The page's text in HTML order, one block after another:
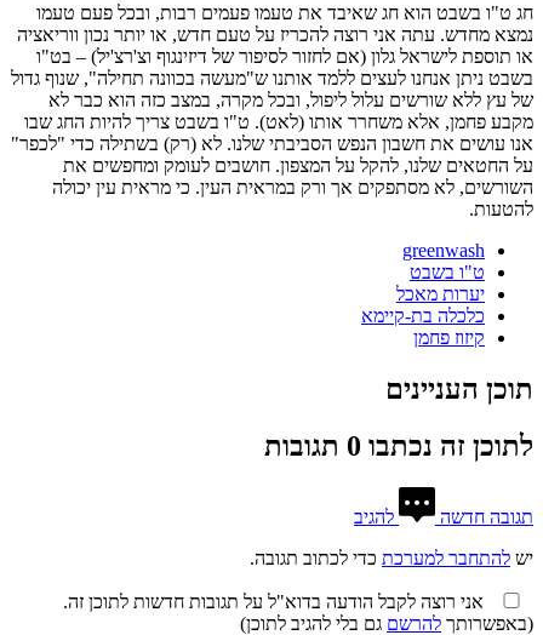
חג ט"ו בשבט הוא חג שאיבד את טעמו פעמים רבות, ובכל פעם טעמו
נמצא מחדש. עתה אני רוצה להכריז על טעם חדש, או יותר נכון ווריאציה
או תוספת לישראל גלון (אם לחזור לסיפור של דיזינגוף וצ'רצ'יל) – בט"ו
בשבט ניתן אנחנו לעצים ללמד אותנו ש"מעשה בכוונה תחילה", שנוף גדול
של עץ ללא שורשים עלול ליפול, ובכל מקרה, במצב כזה הוא כבר לא
מקבע פחמן, אלא משחרר אותו (לאט). ט"ו בשבט צריך להיות החג שבו
אנו עושים את חשבון הנפש הסביבתי שלנו. לא (רק) בשתילה כדי "לכפר"
על החטאים שלנו, להקל על המצפון. חושבים לעומק ומחפשים את
השורשים, לא מסתפקים אך ורק במראית העין. כי מראית עין יכולה
להטעות.
greenwash
ט"ו בשבט
יערות מאכל
כלכלה בת-קיימא
קיזוז פחמן
תוכן העניינים
לתוכן זה נכתבו 0 תגובות
תגובה חדשה
להגיב
יש להתחבר למערכת כדי לכתוב תגובה.
אני רוצה לקבל הודעה בדוא"ל על תגובות חדשות לתוכן זה.
(באפשרותך להרשם גם בלי להגיב לתוכן)